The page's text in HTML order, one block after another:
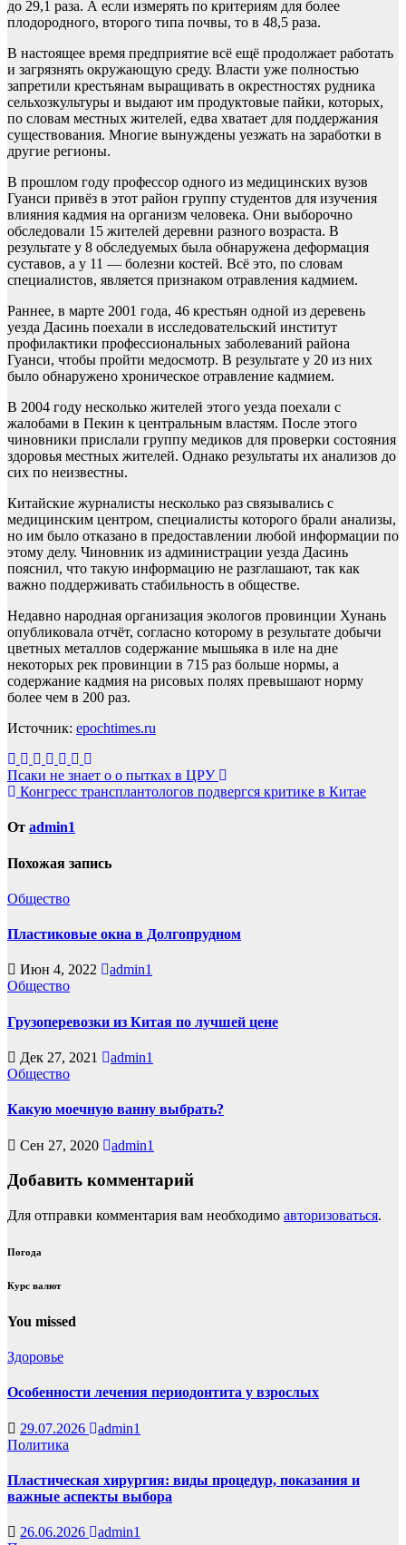
до 29,1 раза. А если измерять по критериям для более
плодородного, второго типа почвы, то в 48,5 раза.
В настоящее время предприятие всё ещё продолжает работать
и загрязнять окружающую среду. Власти уже полностью
запретили крестьянам выращивать в окрестностях рудника
сельхозкультуры и выдают им продуктовые пайки, которых,
по словам местных жителей, едва хватает для поддержания
существования. Многие вынуждены уезжать на заработки в
другие регионы.
В прошлом году профессор одного из медицинских вузов
Гуанси привёз в этот район группу студентов для изучения
влияния кадмия на организм человека. Они выборочно
обследовали 15 жителей деревни разного возраста. В
результате у 8 обследуемых была обнаружена деформация
суставов, а у 11 — болезни костей. Всё это, по словам
специалистов, является признаком отравления кадмием.
Раннее, в марте 2001 года, 46 крестьян одной из деревень
уезда Дасинь поехали в исследовательский институт
профилактики профессиональных заболеваний района
Гуанси, чтобы пройти медосмотр. В результате у 20 из них
было обнаружено хроническое отравление кадмием.
В 2004 году несколько жителей этого уезда поехали с
жалобами в Пекин к центральным властям. После этого
чиновники прислали группу медиков для проверки состояния
здоровья местных жителей. Однако результаты их анализов до
сих по неизвестны.
Китайские журналисты несколько раз связывались с
медицинским центром, специалисты которого брали анализы,
но им было отказано в предоставлении любой информации по
этому делу. Чиновник из администрации уезда Дасинь
пояснил, что такую информацию не разглашают, так как
важно поддерживать стабильность в обществе.
Недавно народная организация экологов провинции Хунань
опубликовала отчёт, согласно которому в результате добычи
цветных металлов содержание мышьяка в иле на дне
некоторых рек провинции в 715 раз больше нормы, а
содержание кадмия на рисовых полях превышают норму
более чем в 200 раз.
Источник: epochtimes.ru
Навигация
по
записям
Псаки не знает о о пытках в ЦРУ
Конгресс трансплантологов подвергся критике в Китае
От admin1
Похожая запись
Общество
Пластиковые окна в Долгопрудном
Июн 4, 2022
admin1
Общество
Грузоперевозки из Китая по лучшей цене
Дек 27, 2021
admin1
Общество
Какую моечную ванну выбрать?
Сен 27, 2020 admin1
Добавить комментарий
Для отправки комментария вам необходимо авторизоваться.
Погода
Курс валют
You missed
Здоровье
Особенности лечения периодонтита у взрослых
29.07.2026
admin1
Политика
Пластическая хирургия: виды процедур, показания и
важные аспекты выбора
26.06.2026
admin1